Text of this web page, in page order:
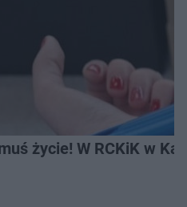
życie! W RCKiK w